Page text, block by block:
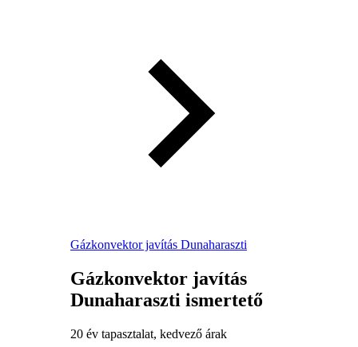
Gázkonvektor javítás Dunaharaszti
Gázkonvektor javítás
Dunaharaszti ismertető
20 év tapasztalat, kedvező árak